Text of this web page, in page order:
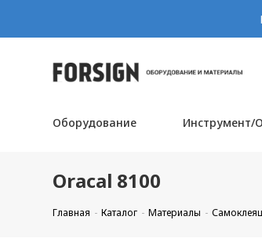
Оборудование Инструмент/
Oracal 8100
Главная Каталог Материалы